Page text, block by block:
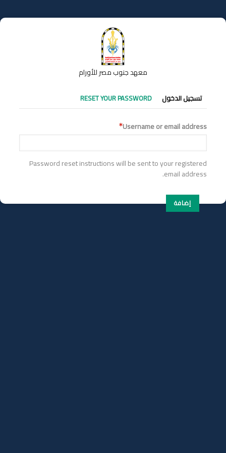
إلى
المحتوى
معهد جنوب مصر للأورام
التبويبات
الأساسية
تسجيل الدخول RESET YOUR PASSWORD
Username or email address
Password reset instructions will be sent to your registered
email address.